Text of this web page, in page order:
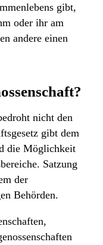
gibt,
oder ihr am
andere einen
nicht den
gibt dem
die Möglichkeit
Satzung
der
Behörden.